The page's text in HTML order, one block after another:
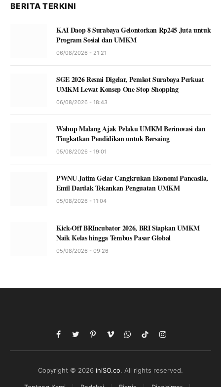
BERITA TERKINI
KAI Daop 8 Surabaya Gelontorkan Rp245 Juta untuk
Program Sosial dan UMKM
06/08/2026 - 21:21
SGE 2026 Resmi Digelar, Pemkot Surabaya Perkuat
UMKM Lewat Konsep One Stop Shopping
06/08/2026 - 18:43
Wabup Malang Ajak Pelaku UMKM Berinovasi dan
Tingkatkan Pendidikan untuk Bersaing
05/08/2026 - 19:01
PWNU Jatim Gelar Cangkrukan Ekonomi Pancasila,
Emil Dardak Tekankan Penguatan UMKM
05/08/2026 - 11:04
Kick-Off BRIncubator 2026, BRI Siapkan UMKM
Naik Kelas hingga Tembus Pasar Global
05/08/2026 - 09:26
Facebook
TwitterPinterestVimeoWhatsApp
TikTokInstagram
Copyright © 2026 iniSO.co. All rights reserved.